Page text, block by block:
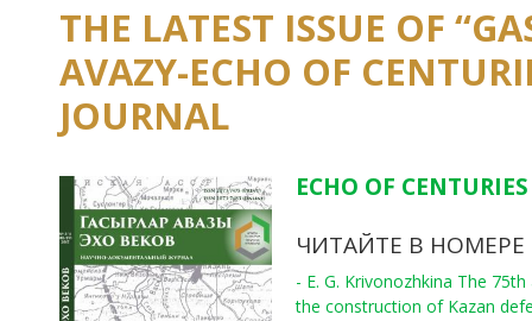
THE LATEST ISSUE OF
AVAZY-ECHO OF
JOURNAL
ECHO OF
ЧИТАЙТЕ В НОМЕРЕ
- E. G. Krivonozhkina The
the construction of Kazan